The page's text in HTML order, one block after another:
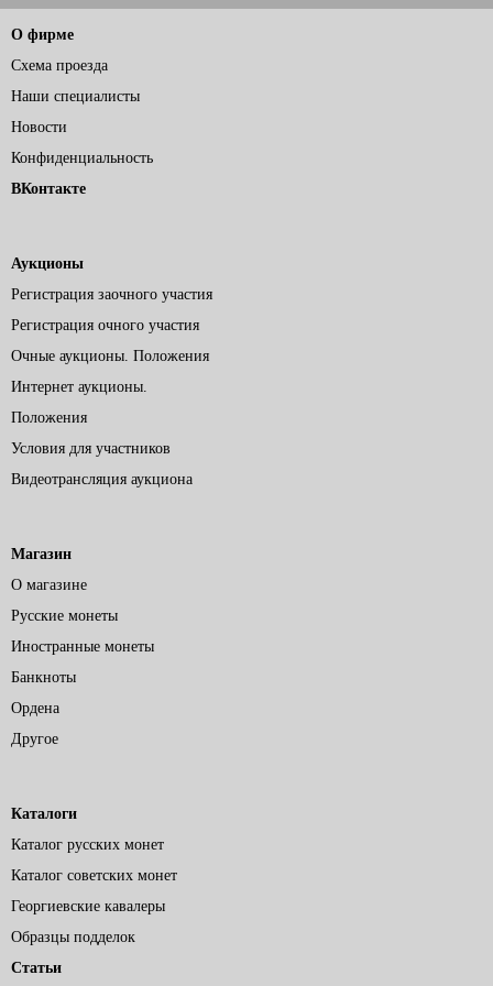
О фирме
Схема проезда
Наши специалисты
Новости
Конфиденциальность
ВКонтакте
Аукционы
Регистрация заочного участия
Регистрация очного участия
Очные аукционы. Положения
Интернет аукционы.
Положения
Условия для участников
Видеотрансляция аукциона
Магазин
О магазине
Русские монеты
Иностранные монеты
Банкноты
Ордена
Другое
Каталоги
Каталог русских монет
Каталог советских монет
Георгиевские кавалеры
Образцы подделок
Статьи